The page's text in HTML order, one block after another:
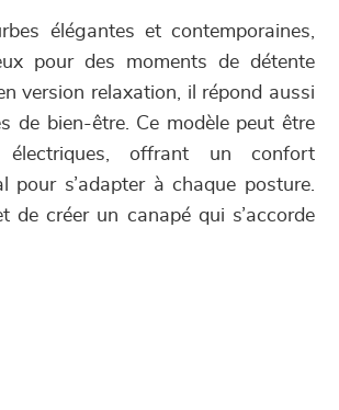
élégantes et contemporaines,
pour des moments de détente
version relaxation, il répond aussi
de bien-être. Ce modèle peut être
offrant un confort
pour s’adapter à chaque posture.
de créer un canapé qui s’accorde